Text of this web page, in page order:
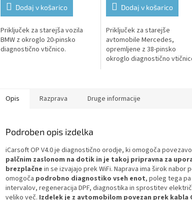
Dodaj v košarico
Priključek za starejša vozila
BMW z okroglo 20-pinsko
diagnostično vtičnico.
Dodaj v košarico
Priključek za starejše
avtomobile Mercedes,
opremljene z 38-pinsko
okroglo diagnostično
Opis Razprava Druge informacije
Podroben opis izdelka
iCarsoft OP V4.0 je diagnostično orodje, ki omogoča
palčnim zaslonom na dotik in je takoj pripravna za
brezplačne in se izvajajo prek WiFi. Naprava ima širok nabor
omogoča podrobno diagnostiko vseh enot, poleg tega
intervalov, regeneracija DPF, diagnostika in sprostitev
veliko več. Izdelek je z avtomobilom povezan prek kabla